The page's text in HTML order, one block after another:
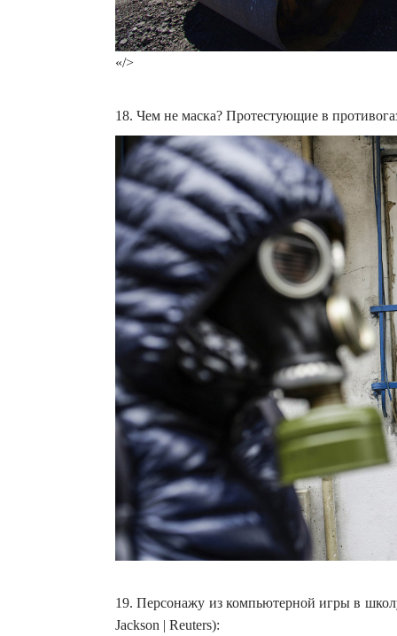
«/>
18. Чем не маска? Протестующие в
19. Персонажу из компьютерной игры в
Jackson | Reuters):